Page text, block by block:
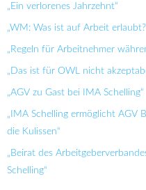
„Ein verlorenes Jahrzehnt“
„WM: Was ist auf Arbeit
„Regeln für Arbeitnehmer
„Das ist für OWL nicht
„AGV zu Gast bei IMA Schelling“
„IMA Schelling ermöglicht AGV
die Kulissen“
„Beirat des
Schelling“